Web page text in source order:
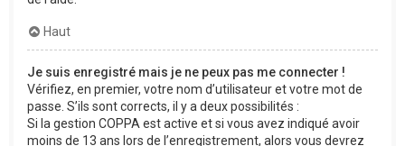
Haut
Je suis enregistré mais je ne peux pas me connecter !
Vérifiez, en premier, votre nom d’utilisateur et votre mot de
passe. S’ils sont corrects, il y a deux possibilités :
Si la gestion COPPA est active et si vous avez indiqué avoir
moins de 13 ans lors de l’enregistrement, alors vous devrez